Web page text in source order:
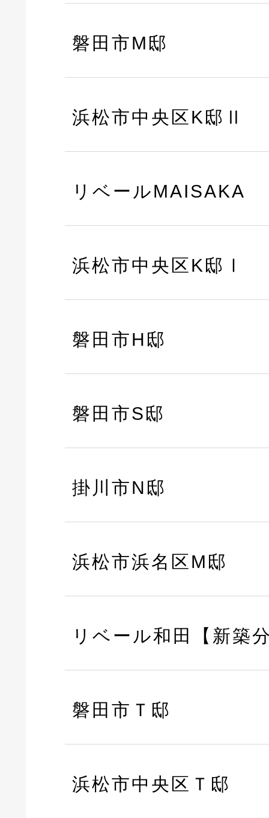
磐田市M邸
浜松市中央区K邸Ⅱ
リベールMAISAKA
浜松市中央区K邸Ⅰ
磐田市H邸
磐田市S邸
掛川市N邸
浜松市浜名区M邸
リベール和田【新築
磐田市Ｔ邸
浜松市中央区Ｔ邸